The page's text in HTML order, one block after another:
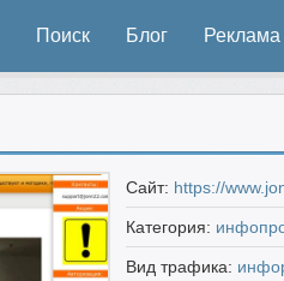
Поиск Блог Реклама
Сайт: https://
Категория:
Вид трафика: